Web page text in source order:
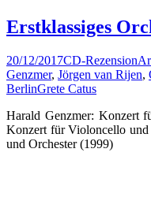
Erstklassiges
20/12/2017CD-Rezension
Genzmer, Jörgen van Rijen,
BerlinGrete Catus
Harald Genzmer: Konzert
Konzert für Violoncello und
und Orchester (1999)